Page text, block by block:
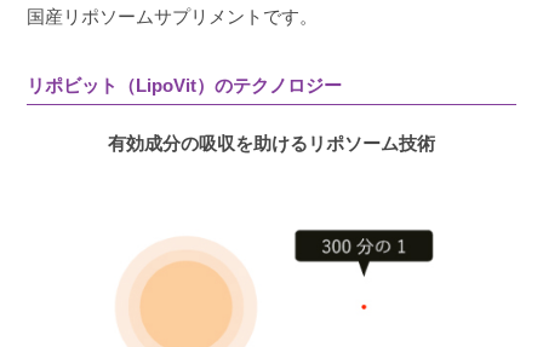
非公開
リポソーム化サプリメント特有の不味さを感じ
購入者
国産リポソームサプリメントです。
リポビット（LipoVit）のテクノロジー
有効成分の吸収を助けるリポソーム技術